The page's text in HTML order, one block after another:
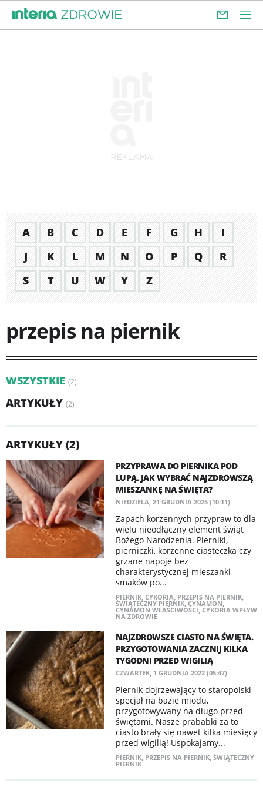
A B C D E F G H
I
J
K L M N O P Q
R
S
T U W Y Z
przepis na piernik
WSZYSTKIE (2)
ARTYKUŁY (2)
ARTYKUŁY (2)
PRZYPRAWA DO PIERNIKA POD
LUPĄ. JAK WYBRAĆ NAJZDROWSZĄ
MIESZANKĘ NA ŚWIĘTA?
NIEDZIELA, 21 GRUDNIA 2025 (10:11)
Zapach korzennych przypraw to dla
wielu nieodłączny element świąt
Bożego Narodzenia. Pierniki,
pierniczki, korzenne ciasteczka czy
grzane napoje bez
charakterystycznej mieszanki
smaków po...
PIERNIK, CYKORIA, PRZEPIS NA PIERNIK,
ŚWIĄTECZNY PIERNIK, CYNAMON,
CYNAMON WŁAŚCIWOŚCI, CYKORIA WPŁYW
NA ZDROWIE
NAJZDROWSZE CIASTO NA ŚWIĘTA.
PRZYGOTOWANIA ZACZNIJ KILKA
TYGODNI PRZED WIGILIĄ
CZWARTEK, 1 GRUDNIA 2022 (05:47)
Piernik dojrzewający to staropolski
specjał na bazie miodu,
przygotowywany na długo przed
świętami. Nasze prababki za to
ciasto brały się nawet kilka miesięcy
przed wigilią! Uspokajamy...
PIERNIK, PRZEPIS NA PIERNIK, ŚWIĄTECZNY
PIERNIK